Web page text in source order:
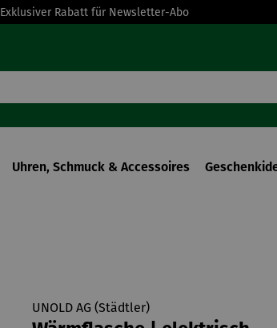
Exklusiver Rabatt für Newsletter-Abo
Uhren, Schmuck & Accessoires
UNOLD AG (Städtler)